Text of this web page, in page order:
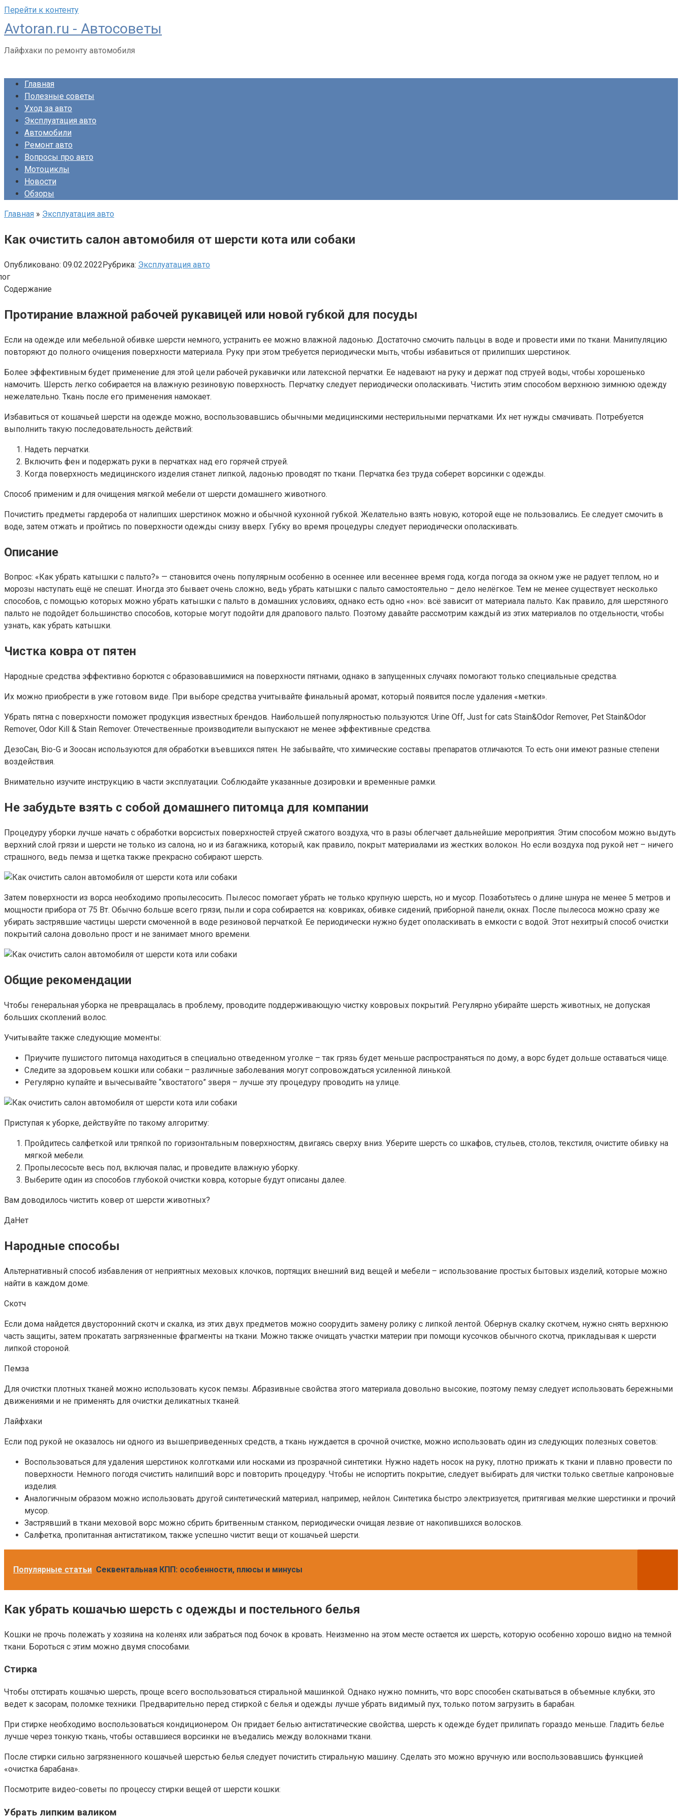
Перейти к контенту
Avtoran.ru - Автосоветы
Лайфхаки по ремонту автомобиля
Главная
Полезные советы
Уход за авто
Эксплуатация авто
Автомобили
Ремонт авто
Вопросы про авто
Мотоциклы
Новости
Обзоры
Главная » Эксплуатация авто
Как очистить салон автомобиля от шерсти кота или собаки
Опубликовано: 09.02.2022Рубрика: Эксплуатация авто
Содержание
Протирание влажной рабочей рукавицей или новой губкой для посуды
Если на одежде или мебельной обивке шерсти немного, устранить ее можно влажной ладонью. Достаточно смочить пальцы в воде и провести ими по ткани. Манипуляцию
повторяют до полного очищения поверхности материала. Руку при этом требуется периодически мыть, чтобы избавиться от прилипших шерстинок.
Более эффективным будет применение для этой цели рабочей рукавички или латексной перчатки. Ее надевают на руку и держат под струей воды, чтобы хорошенько
намочить. Шерсть легко собирается на влажную резиновую поверхность. Перчатку следует периодически ополаскивать. Чистить этим способом верхнюю зимнюю одежду
нежелательно. Ткань после его применения намокает.
Избавиться от кошачьей шерсти на одежде можно, воспользовавшись обычными медицинскими нестерильными перчатками. Их нет нужды смачивать. Потребуется
выполнить такую последовательность действий:
Надеть перчатки.
Включить фен и подержать руки в перчатках над его горячей струей.
Когда поверхность медицинского изделия станет липкой, ладонью проводят по ткани. Перчатка без труда соберет ворсинки с одежды.
Способ применим и для очищения мягкой мебели от шерсти домашнего животного.
Почистить предметы гардероба от налипших шерстинок можно и обычной кухонной губкой. Желательно взять новую, которой еще не пользовались. Ее следует смочить в
воде, затем отжать и пройтись по поверхности одежды снизу вверх. Губку во время процедуры следует периодически ополаскивать.
Описание
Вопрос: «Как убрать катышки с пальто?» — становится очень популярным особенно в осеннее или весеннее время года, когда погода за окном уже не радует теплом, но и
морозы наступать ещё не спешат. Иногда это бывает очень сложно, ведь убрать катышки с пальто самостоятельно – дело нелёгкое. Тем не менее существует несколько
способов, с помощью которых можно убрать катышки с пальто в домашних условиях, однако есть одно «но»: всё зависит от материала пальто. Как правило, для шерстяного
пальто не подойдет большинство способов, которые могут подойти для драпового пальто. Поэтому давайте рассмотрим каждый из этих материалов по отдельности, чтобы
узнать, как убрать катышки.
Чистка ковра от пятен
Народные средства эффективно борются с образовавшимися на поверхности пятнами, однако в запущенных случаях помогают только специальные средства.
Их можно приобрести в уже готовом виде. При выборе средства учитывайте финальный аромат, который появится после удаления «метки».
Убрать пятна с поверхности поможет продукция известных брендов. Наибольшей популярностью пользуются: Urine Off, Just for cats Stain&Odor Remover, Pet Stain&Odor
Remover, Odor Kill & Stain Remover. Отечественные производители выпускают не менее эффективные средства.
ДезоСан, Bio-G и Зоосан используются для обработки въевшихся пятен. Не забывайте, что химические составы препаратов отличаются. То есть они имеют разные степени
воздействия.
Внимательно изучите инструкцию в части эксплуатации. Соблюдайте указанные дозировки и временные рамки.
Не забудьте взять с собой домашнего питомца для компании
Процедуру уборки лучше начать с обработки ворсистых поверхностей струей сжатого воздуха, что в разы облегчает дальнейшие мероприятия. Этим способом можно выдуть
верхний слой грязи и шерсти не только из салона, но и из багажника, который, как правило, покрыт материалами из жестких волокон. Но если воздуха под рукой нет – ничего
страшного, ведь пемза и щетка также прекрасно собирают шерсть.
Затем поверхности из ворса необходимо пропылесосить. Пылесос помогает убрать не только крупную шерсть, но и мусор. Позаботьтесь о длине шнура не менее 5 метров и
мощности прибора от 75 Вт. Обычно больше всего грязи, пыли и сора собирается на: ковриках, обивке сидений, приборной панели, окнах. После пылесоса можно сразу же
убирать застрявшие частицы шерсти смоченной в воде резиновой перчаткой. Ее периодически нужно будет ополаскивать в емкости с водой. Этот нехитрый способ очистки
покрытий салона довольно прост и не занимает много времени.
Общие рекомендации
Чтобы генеральная уборка не превращалась в проблему, проводите поддерживающую чистку ковровых покрытий. Регулярно убирайте шерсть животных, не допуская
больших скоплений волос.
Учитывайте также следующие моменты:
Приучите пушистого питомца находиться в специально отведенном уголке – так грязь будет меньше распространяться по дому, а ворс будет дольше оставаться чище.
Следите за здоровьем кошки или собаки – различные заболевания могут сопровождаться усиленной линькой.
Регулярно купайте и вычесывайте “хвостатого” зверя – лучше эту процедуру проводить на улице.
Приступая к уборке, действуйте по такому алгоритму:
Пройдитесь салфеткой или тряпкой по горизонтальным поверхностям, двигаясь сверху вниз. Уберите шерсть со шкафов, стульев, столов, текстиля, очистите обивку на
мягкой мебели.
Пропылесосьте весь пол, включая палас, и проведите влажную уборку.
Выберите один из способов глубокой очистки ковра, которые будут описаны далее.
Вам доводилось чистить ковер от шерсти животных?
ДаНет
Народные способы
Альтернативный способ избавления от неприятных меховых клочков, портящих внешний вид вещей и мебели – использование простых бытовых изделий, которые можно
найти в каждом доме.
Скотч
Если дома найдется двусторонний скотч и скалка, из этих двух предметов можно соорудить замену ролику с липкой лентой. Обернув скалку скотчем, нужно снять верхнюю
часть защиты, затем прокатать загрязненные фрагменты на ткани. Можно также очищать участки материи при помощи кусочков обычного скотча, прикладывая к шерсти
липкой стороной.
Пемза
Для очистки плотных тканей можно использовать кусок пемзы. Абразивные свойства этого материала довольно высокие, поэтому пемзу следует использовать бережными
движениями и не применять для очистки деликатных тканей.
Лайфхаки
Если под рукой не оказалось ни одного из вышеприведенных средств, а ткань нуждается в срочной очистке, можно использовать один из следующих полезных советов:
Воспользоваться для удаления шерстинок колготками или носками из прозрачной синтетики. Нужно надеть носок на руку, плотно прижать к ткани и плавно провести по
поверхности. Немного погодя счистить налипший ворс и повторить процедуру. Чтобы не испортить покрытие, следует выбирать для чистки только светлые капроновые
изделия.
Аналогичным образом можно использовать другой синтетический материал, например, нейлон. Синтетика быстро электризуется, притягивая мелкие шерстинки и прочий
мусор.
Застрявший в ткани меховой ворс можно сбрить бритвенным станком, периодически очищая лезвие от накопившихся волосков.
Салфетка, пропитанная антистатиком, также успешно чистит вещи от кошачьей шерсти.
Популярные статьи Секвентальная КПП: особенности, плюсы и минусы
Как убрать кошачью шерсть с одежды и постельного белья
Кошки не прочь полежать у хозяина на коленях или забраться под бочок в кровать. Неизменно на этом месте остается их шерсть, которую особенно хорошо видно на темной
ткани. Бороться с этим можно двумя способами.
Стирка
Чтобы отстирать кошачью шерсть, проще всего воспользоваться стиральной машинкой. Однако нужно помнить, что ворс способен скатываться в объемные клубки, это
ведет к засорам, поломке техники. Предварительно перед стиркой с белья и одежды лучше убрать видимый пух, только потом загрузить в барабан.
При стирке необходимо воспользоваться кондиционером. Он придает белью антистатические свойства, шерсть к одежде будет прилипать гораздо меньше. Гладить белье
лучше через тонкую ткань, чтобы оставшиеся ворсинки не въедались между волокнами ткани.
После стирки сильно загрязненного кошачьей шерстью белья следует почистить стиральную машину. Сделать это можно вручную или воспользовавшись функцией
«очистка барабана».
Посмотрите видео-советы по процессу стирки вещей от шерсти кошки:
Убрать липким валиком